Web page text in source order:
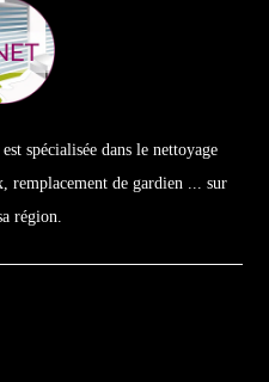
spécialisée dans le nettoyage
remplacement de gardien ... sur
région.